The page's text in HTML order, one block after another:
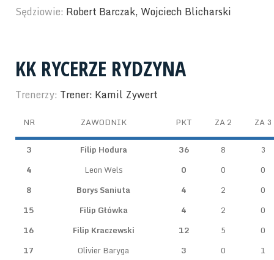
Sędziowie: Robert Barczak, Wojciech Blicharski
KK RYCERZE RYDZYNA
Trenerzy: Trener: Kamil Zywert
NR ZAWODNIK PKT ZA 2 ZA 3
3 Filip Hodura 36 8
3
4
Leon Wels 0 0
0
8
Borys Saniuta 4 2
0
15
Filip Główka 4 2
0
16
Filip Kraczewski 12 5
0
17
Olivier Baryga 3 0
1